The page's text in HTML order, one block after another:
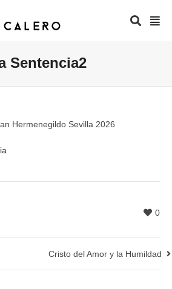
Sentencia2
0
Cristo del Amor y la Humildad